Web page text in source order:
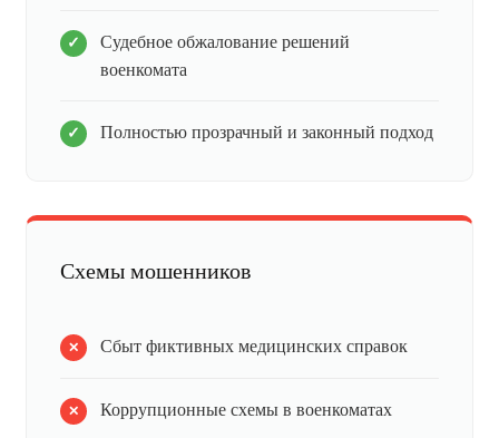
Судебное обжалование решений
военкомата
Полностью прозрачный и законный подход
Схемы мошенников
Сбыт фиктивных медицинских справок
Коррупционные схемы в военкоматах